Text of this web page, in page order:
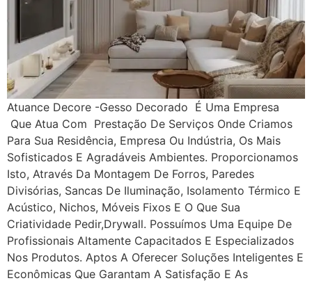
Atuance Decore -Gesso Decorado É Uma Empresa
Que Atua Com Prestação De Serviços Onde Criamos
Para Sua Residência, Empresa Ou Indústria, Os Mais
Sofisticados E Agradáveis Ambientes. Proporcionamos
Isto, Através Da Montagem De Forros, Paredes
Divisórias, Sancas De Iluminação, Isolamento Térmico E
Acústico, Nichos, Móveis Fixos E O Que Sua
Criatividade Pedir,drywall. Possuímos Uma Equipe De
Profissionais Altamente Capacitados E Especializados
Nos Produtos. Aptos A Oferecer Soluções Inteligentes E
Econômicas Que Garantam A Satisfação E As